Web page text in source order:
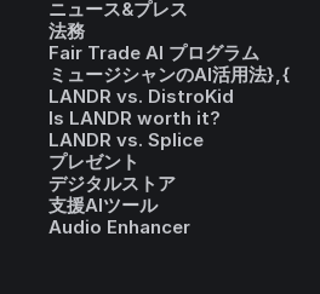
ニュース&プレス
法務
Fair Trade AI プログラム
ミュージシャンのAI活用法},{
LANDR vs. DistroKid
Is LANDR worth it?
LANDR vs. Splice
プレゼント
デジタルストア
支援AIツール
Audio Enhancer